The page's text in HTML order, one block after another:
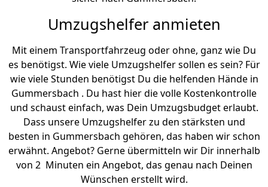
Umzugshelfer anmieten
Mit einem Transportfahrzeug oder ohne, ganz wie Du
es benötigst. Wie viele Umzugshelfer sollen es sein? Für
wie viele Stunden benötigst Du die helfenden Hände in
Gummersbach . Du hast hier die volle Kostenkontrolle
und schaust einfach, was Dein Umzugsbudget erlaubt.
Dass unsere Umzugshelfer zu den stärksten und
besten in Gummersbach gehören, das haben wir schon
erwähnt. Angebot? Gerne übermitteln wir Dir innerhalb
von 2 Minuten ein Angebot, das genau nach Deinen
Wünschen erstellt wird.